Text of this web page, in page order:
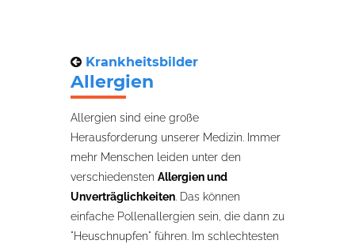
Krankheitsbilder
Allergien
Allergien sind eine große
Herausforderung unserer Medizin. Immer
mehr Menschen leiden unter den
verschiedensten Allergien und
Unverträglichkeiten. Das können
einfache Pollenallergien sein, die dann zu
"Heuschnupfen" führen. Im schlechtesten